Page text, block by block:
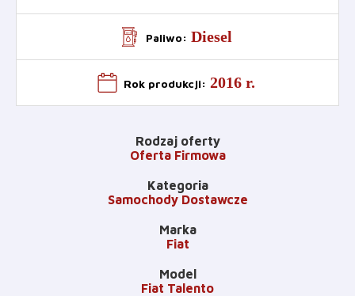
Paliwo: Diesel
Rok produkcji: 2016 r.
Rodzaj oferty
Oferta Firmowa
Kategoria
Samochody Dostawcze
Marka
Fiat
Model
Fiat Talento